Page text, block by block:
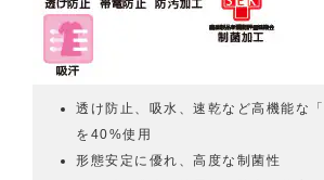
透け防止、吸水、速乾など高機能な
を40%使用
形態安定に優れ、高度な制菌性